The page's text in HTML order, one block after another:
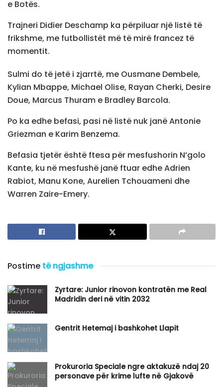
e Botës.
Trajneri Didier Deschamp ka përpiluar një listë të
frikshme, me futbollistët më të mirë francez të
momentit.
Sulmi do të jetë i zjarrtë, me Ousmane Dembele,
Kylian Mbappe, Michael Olise, Rayan Cherki, Desire
Doue, Marcus Thuram e Bradley Barcola.
Po ka edhe befasi, pasi në listë nuk janë Antonie
Griezman e Karim Benzema.
Befasia tjetër është ftesa për mesfushorin N’golo
Kante, ku në mesfushë janë ftuar edhe Adrien
Rabiot, Manu Kone, Aurelien Tchouameni dhe
Warren Zaire-Emery.
Postime të ngjashme
Zyrtare: Junior rinovon kontratën me Real
Madridin deri në vitin 2032
Gentrit Hetemaj i bashkohet Llapit
Prokuroria Speciale ngre aktakuzë ndaj 20
personave për krime lufte në Gjakovë